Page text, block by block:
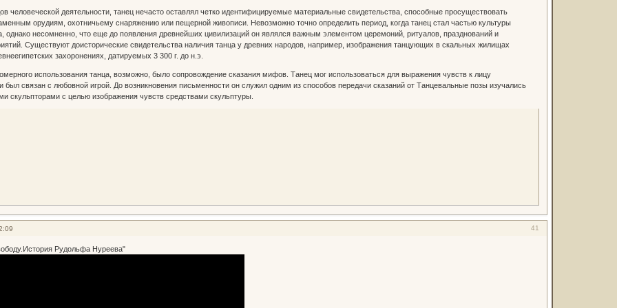
человеческой деятельности, танец нечасто оставлял четко идентифицируемые материальные свидетельства, способные просуществовать
орудиям, охотничьему снаряжению или пещерной живописи. Невозможно точно определить период, когда танец стал частью культуры
однако несомненно, что еще до появления древнейших цивилизаций он являлся важным элементом церемоний, ритуалов, празднований и
Существуют доисторические свидетельства наличия танца у древних народов, например, изображения танцующих в скальных жилищах
захоронениях, датируемых 3 300 г. до н.э.
использования танца, возможно, было сопровождение сказания мифов. Танец мог использоваться для выражения чувств к лицу
был связан с любовной игрой. До возникновения письменности он служил одним из способов передачи сказаний от Танцевальные позы изучались
скульпторами с целью изображения чувств средствами скульптуры.
41
Рудольфа Нуреева"